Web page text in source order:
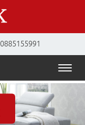
0885155991